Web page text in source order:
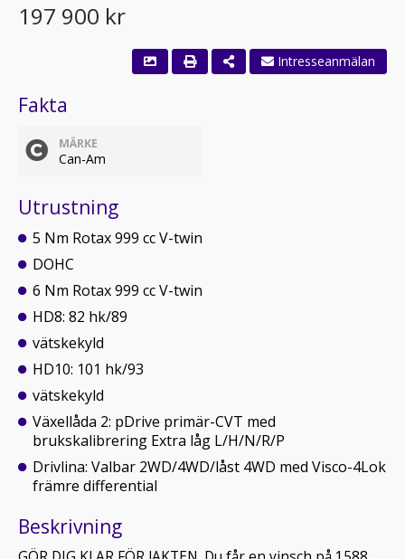
197 900 kr
Intresseanmälan
Fakta
MÄRKE
Can-Am
Utrustning
5 Nm Rotax 999 cc V-twin
DOHC
6 Nm Rotax 999 cc V-twin
HD8: 82 hk/89
vätskekyld
HD10: 101 hk/93
vätskekyld
Växellåda 2: pDrive primär-CVT med
brukskalibrering Extra låg L/H/N/R/P
Drivlina: Valbar 2WD/4WD/låst 4WD med Visco-4Lok
främre differential
Beskrivning